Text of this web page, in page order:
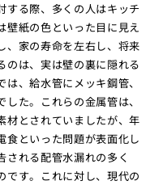
する際、多くの人はキッチ
壁紙の色といった目に見え
、家の寿命を左右し、将来
のは、実は壁の裏に隠れる
、給水管にメッキ鋼管、
た。これらの金属管は、
材とされていましたが、年
食といった問題が表面化し
される配管水漏れの多く
です。これに対し、現代の